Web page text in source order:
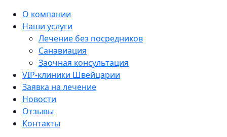
Sidebar
О компании
Наши услуги
Лечение без посредников
Санавиация
Заочная консультация
VIP-клиники Швейцарии
Заявка на лечение
Новости
Отзывы
Контакты